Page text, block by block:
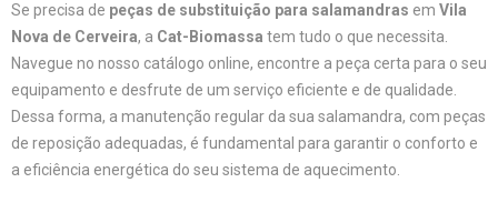
Se precisa de peças de substituição para salamandras em Vila
Nova de Cerveira, a Cat-Biomassa tem tudo o que necessita.
Navegue no nosso catálogo online, encontre a peça certa para o seu
equipamento e desfrute de um serviço eficiente e de qualidade.
Dessa forma, a manutenção regular da sua salamandra, com peças
de reposição adequadas, é fundamental para garantir o conforto e
a eficiência energética do seu sistema de aquecimento.